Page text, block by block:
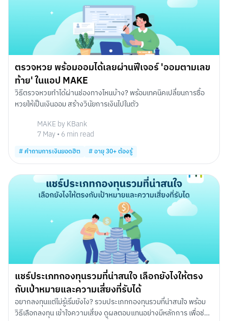
ตรวจหวย พร้อมออมได้เลยผ่านฟีเจอร์ 'ออมตามเลข
ท้าย' ในแอป MAKE
วิธีตรวจหวยทำได้ผ่านช่องทางไหนบ้าง? พร้อมเทคนิคเปลี่ยนการซื้อ
หวยให้เป็นเงินออม สร้างวินัยการเงินไปในตัว
MAKE by KBank
7 May• 6min read
#คำถามการเงินยอดฮิต #อายุ 30+ ต้องรู้
แชร์ประเภทกองทุนรวมที่น่าสนใจ เลือกยังไงให้ตรง
กับเป้าหมายและความเสี่ยงที่รับได้
อยากลงทุนแต่ไม่รู้เริ่มยังไง? รวมประเภทกองทุนรวมที่น่าสนใจ พร้อม
วิธีเลือกลงทุน เข้าใจความเสี่ยง ดูผลตอบแทนอย่างมีหลักการ เพื่อช่วย